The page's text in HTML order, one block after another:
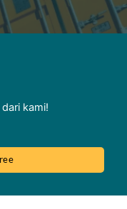
kami!